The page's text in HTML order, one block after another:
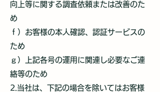
向上等に関する調査依頼または改善のた
め
ｆ）お客様の本人確認、認証サービスの
ため
ｇ）上記各号の運用に関連し必要なご連
絡等のため
2.当社は、下記の場合を除いてはお客様